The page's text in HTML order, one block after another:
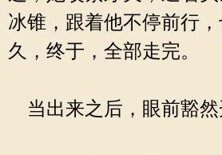
冰锥，跟着他不停前行
久，终于，全部走完。
当出来之后，眼前豁然